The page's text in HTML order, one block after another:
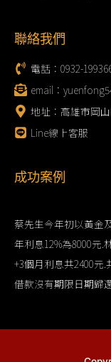
聯絡我們
電話：0932-
email：
地址：高雄市岡
Line線上客服
成功案例
蔡先生今年初以黃金
年利息12%為8000元.
+3個月利息共2400元.
借款沒有期限日期歸